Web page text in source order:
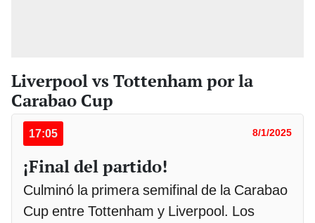
Liverpool vs Tottenham por la
Carabao Cup
17:05 8/1/2025
¡Final del partido!
Culminó la primera semifinal de la Carabao
Cup entre Tottenham y Liverpool. Los